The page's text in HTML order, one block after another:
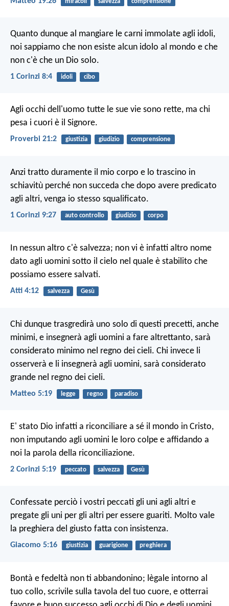
Quanto dunque al mangiare le carni immolate agli idoli,
noi sappiamo che non esiste alcun idolo al mondo e che
non c'è che un Dio solo.
1 Corinzi 8:4 idoli cibo
Agli occhi dell'uomo tutte le sue vie sono rette, ma chi
pesa i cuori è il Signore.
Proverbi 21:2 giustizia giudizio comprensione
Anzi tratto duramente il mio corpo e lo trascino in
schiavitù perché non succeda che dopo avere predicato
agli altri, venga io stesso squalificato.
1 Corinzi 9:27 auto controllo giudizio corpo
In nessun altro c'è salvezza; non vi è infatti altro nome
dato agli uomini sotto il cielo nel quale è stabilito che
possiamo essere salvati.
Atti 4:12 salvezza Gesù
Chi dunque trasgredirà uno solo di questi precetti, anche
minimi, e insegnerà agli uomini a fare altrettanto, sarà
considerato minimo nel regno dei cieli. Chi invece li
osserverà e li insegnerà agli uomini, sarà considerato
grande nel regno dei cieli.
Matteo 5:19 legge regno paradiso
E' stato Dio infatti a riconciliare a sé il mondo in Cristo,
non imputando agli uomini le loro colpe e affidando a
noi la parola della riconciliazione.
2 Corinzi 5:19 peccato salvezza Gesù
Confessate perciò i vostri peccati gli uni agli altri e
pregate gli uni per gli altri per essere guariti. Molto vale
la preghiera del giusto fatta con insistenza.
Giacomo 5:16 giustizia guarigione preghiera
Bontà e fedeltà non ti abbandonino; lègale intorno al
tuo collo, scrivile sulla tavola del tuo cuore, e otterrai